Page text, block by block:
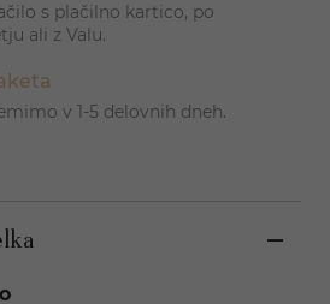
s plačilno kartico, po
ali z Valu.
v 1-5 delovnih dneh.